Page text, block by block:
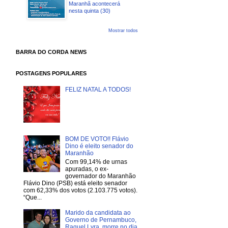
Maranhã acontecerá
nesta quinta (30)
Mostrar todos
BARRA DO CORDA NEWS
POSTAGENS POPULARES
FELIZ NATAL A TODOS!
BOM DE VOTO!! Flávio
Dino é eleito senador do
Maranhão
Com 99,14% de urnas
apuradas, o ex-
governador do Maranhão
Flávio Dino (PSB) está eleito senador
com 62,33% dos votos (2.103.775 votos).
“Que...
Marido da candidata ao
Governo de Pernambuco,